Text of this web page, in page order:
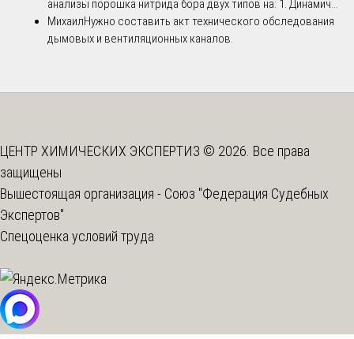
анализы порошка нитрида бора двух типов на: 1. Динамич...
МихаилНужно составить акт технического обследования
дымовых и вентиляционных каналов.
ЦЕНТР ХИМИЧЕСКИХ ЭКСПЕРТИЗ © 2026. Все права
защищены
Вышестоящая организация - Союз "Федерация Судебных
Экспертов"
Спецоценка условий труда